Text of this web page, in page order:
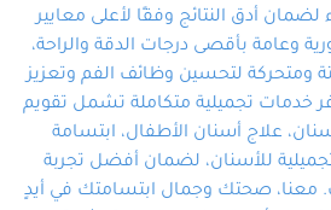
احترافية ودقة.
أدق النتائج وفقًا لأعلى معايير
وعامة بأقصى درجات الدقة والراحة،
ومتحركة لتحسين وظائف الفم وتعزيز
خدمات تجميلية متكاملة تشمل تقويم
علاج أسنان الأطفال، ابتسامة
للأسنان، لضمان أفضل تجربة
معنا، صحتك وجمال ابتسامتك في أيدٍ